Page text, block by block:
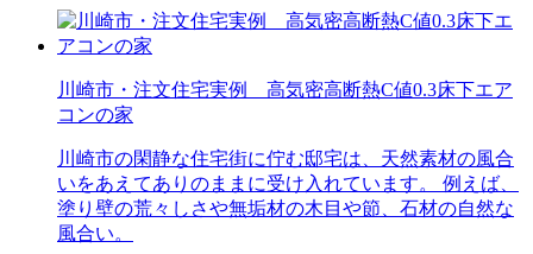
川崎市・注文住宅実例 高気密高断熱C値0.3床下エア
コンの家
川崎市の閑静な住宅街に佇む邸宅は、天然素材の風合
いをあえてありのままに受け入れています。 例えば、
塗り壁の荒々しさや無垢材の木目や節、石材の自然な
風合い。